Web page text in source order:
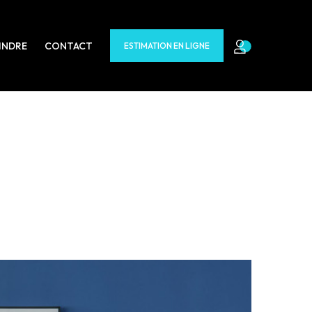
CONTACT ESTIMATION EN LIGNE